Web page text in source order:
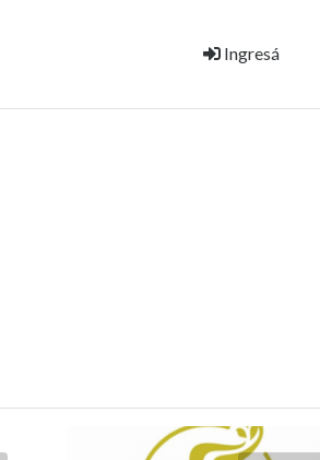
Ingresá